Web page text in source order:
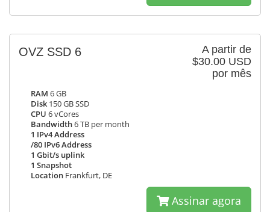
A partir de
$30.00 USD
por mês
OVZ SSD 6
RAM 6 GB
Disk 150 GB SSD
CPU 6 vCores
Bandwidth6 TB per month
1 IPv4 Address
/80 IPv6 Address
1 Gbit/s uplink
1 Snapshot
Location Frankfurt, DE
Assinar agora